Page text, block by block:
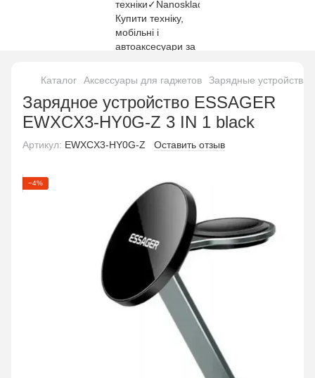
Каталог Аксессуары для гаджетов Зарядные устройства
Зарядное устройство ESSAGER
EWXCX3-HY0G-Z 3 IN 1 black
Артикул: EWXCX3-HY0G-Z Оставить отзыв
−4%